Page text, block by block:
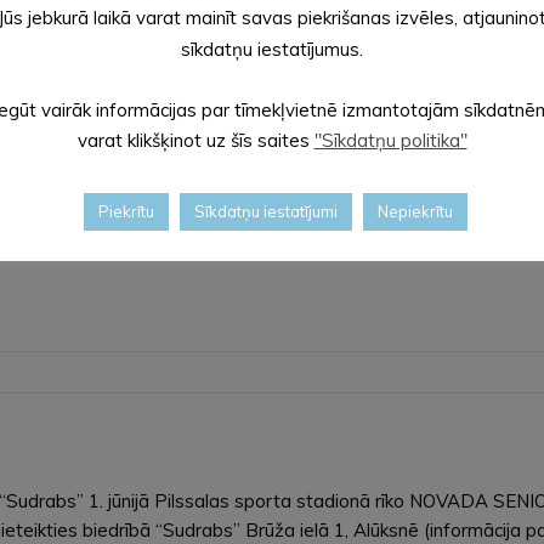
ielas 1. kārta; jāizmanto
kārtā, Alūksnē, autotransporta kustībai būs slēgta iela no
būs iespējama,…
1. jūnijā Pilssalas sporta stadionā rīko NOVADA
biedrībā “Sudrabs” Brūža ielā 1, Alūksnē (informācija
Jūs jebkurā laikā varat mainīt savas piekrišanas izvēles,
sīkdatņu iestatījumus.
vairāk informācijas par tīmekļvietnē izmantotajām
varat klikšķinot uz šīs saites "Sīkdatņu politika"
Piekrītu Sīkdatņu iestatījumi Nepiekrītu